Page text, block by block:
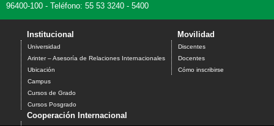
96400-100 - Teléfono: 55 53 3240 - 5400
Institucional
Universidad
Arinter – Asesoría de Relaciones Internacionales
Ubicación
Campus
Cursos de Grado
Cursos Posgrado
Movilidad
Discentes
Docentes
Cómo inscribirse
Cooperación Internacional